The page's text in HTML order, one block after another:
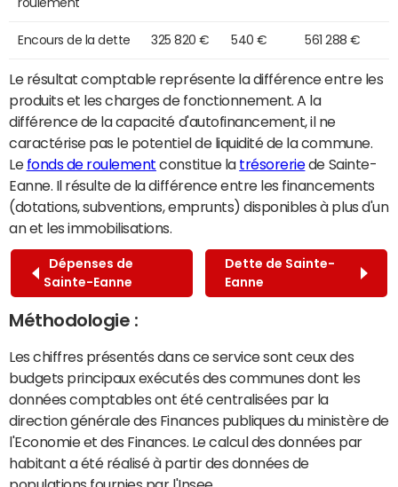
Encours de la dette 325 820 € 540 € 561 288 €
Le résultat comptable représente la différence entre les
produits et les charges de fonctionnement. A la
différence de la capacité d'autofinancement, il ne
caractérise pas le potentiel de liquidité de la commune.
Le fonds de roulement constitue la trésoreriede Sainte-
Eanne. Il résulte de la différence entre les financements
(dotations, subventions, emprunts) disponibles à plus d'un
an et les immobilisations.
Dépenses de
Sainte-Eanne
Dette de Sainte-
Eanne
Méthodologie :
Les chiffres présentés dans ce service sont ceux des
budgets principaux exécutés des communes dont les
données comptables ont été centralisées par la
direction générale des Finances publiques du ministère de
l'Economie et des Finances. Le calcul des données par
habitant a été réalisé à partir des données de
populations fournies par l'Insee.